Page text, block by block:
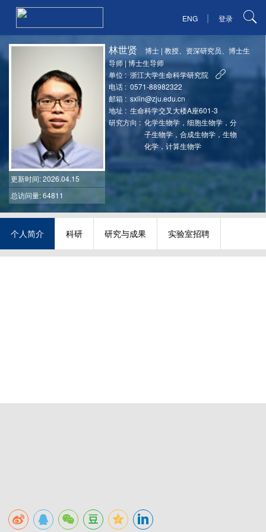
ENG | 登录
更新时间: 2026.04.15
总访问量: 64811
林世贤 博士 |教授、资深研究员、博士生
导师|博士生导师
单位 : 浙江大学生命科学研究院
电话 : 0571-88982322
邮箱 : sxlin@zju.edu.cn
地址 : 生命科学交叉大楼A座601-3
研究方向 : 化学生物学，细胞生物学，分
子生物学，合成生物学，生物
化学，计算生物学
个人简介 科研 研究与成果 实验室招聘